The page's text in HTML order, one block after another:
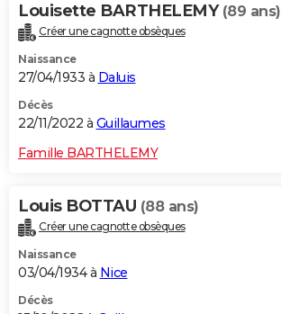
Louisette BARTHELEMY (89 ans)
Créer une cagnotte obsèques
Naissance
27/04/1933 à Daluis
Décès
22/11/2022 à Guillaumes
Famille BARTHELEMY
Louis BOTTAU (88 ans)
Créer une cagnotte obsèques
Naissance
03/04/1934 à Nice
Décès